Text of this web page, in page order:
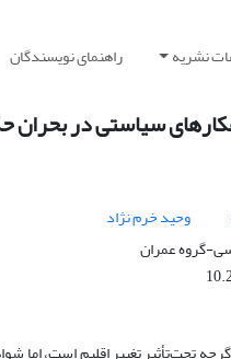
نشریه راهنمای نویسندگان
سیاستی در
وحید خرم نژاد
گروه عمران